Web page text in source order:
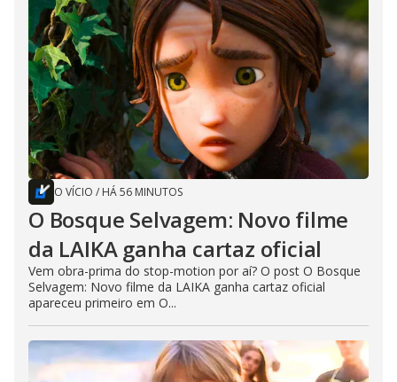
O VÍCIO / HÁ 56 MINUTOS
O Bosque Selvagem: Novo filme
da LAIKA ganha cartaz oficial
Vem obra-prima do stop-motion por aí? O post O Bosque
Selvagem: Novo filme da LAIKA ganha cartaz oficial
apareceu primeiro em O...